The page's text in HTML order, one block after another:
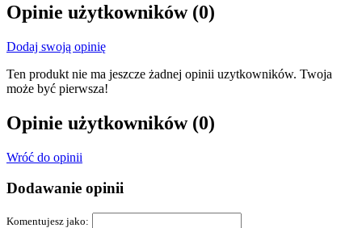
Opinie użytkowników (0)
Dodaj swoją opinię
Ten produkt nie ma jeszcze żadnej opinii uzytkowników. Twoja
może być pierwsza!
Opinie użytkowników (0)
Wróć do opinii
Dodawanie opinii
Komentujesz jako: